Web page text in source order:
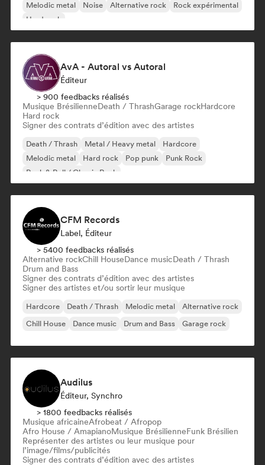
Melodic metal
Noise Alternative rock
Rock expérimental
Hard rock
AvA - Autoral vs Autoral
Éditeur
> 900 feedbacks réalisés
Musique BrésilienneDeath / ThrashGarage rockHardcore
Hard rock
Signer des contrats d’édition avec des artistes
Death / Thrash Metal / Heavy metal
Hardcore
Melodic metal
Hard rock Pop punk
Punk Rock
Rock & Roll / Classic Rock
CFM Records
Label, Éditeur
> 5400 feedbacks réalisés
Alternative rockChill HouseDance musicDeath / Thrash
Drum and Bass
Signer des contrats d’édition avec des artistes
Signer des artistes et/ou sortir leur musique
Hardcore Death / Thrash Melodic metal
Alternative rock
Chill House
Dance music Drum and Bass Garage rock
Audilus
Éditeur, Synchro
> 1800 feedbacks réalisés
Musique africaineAfrobeat / Afropop
Afro House / AmapianoMusique BrésilienneFunk Brésilien
Représenter des artistes ou leur musique pour
l’image/films/publicités
Signer des contrats d’édition avec des artistes